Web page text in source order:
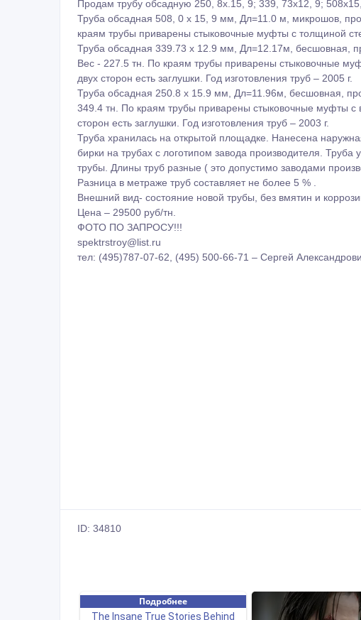
Продам трубу обсадную 250, 8х.15, 9; 339, 73х12, 9;
Труба обсадная 508, 0 х 15, 9 мм, Дл=11.0 м, микрошов,
краям трубы приварены стыковочные муфты с толщиной
Труба обсадная 339.73 х 12.9 мм, Дл=12.17м, бесшовная,
Вес - 227.5 тн. По краям трубы приварены стыковочные
двух сторон есть заглушки. Год изготовления труб – 2005 г.
Труба обсадная 250.8 х 15.9 мм, Дл=11.96м, бесшовная,
349.4 тн. По краям трубы приварены стыковочные муфты с
сторон есть заглушки. Год изготовления труб – 2003 г.
Труба хранилась на открытой площадке. Нанесена
бирки на трубах с логотипом завода производителя. Труба
трубы. Длины труб разные ( это допустимо заводами
Разница в метраже труб составляет не более 5 % .
Внешний вид- состояние новой трубы, без вмятин и
Цена – 29500 руб/тн.
ФОТО ПО ЗАПРОСУ!!!
spektrstroy@list.ru
тел: (495)787-07-62, (495) 500-66-71 – Сергей
ID: 34810